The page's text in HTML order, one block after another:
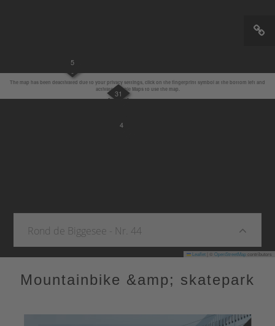
Rond de Biggesee - Nr. 44
The map has been deactivated due to your privacy settings, click on the fingerprint symbol at the bottom left and
activate Google Maps to use the map.
4
5
31
Leaflet OpenStreetMapcontributors
Mountainbike &amp; skatepark